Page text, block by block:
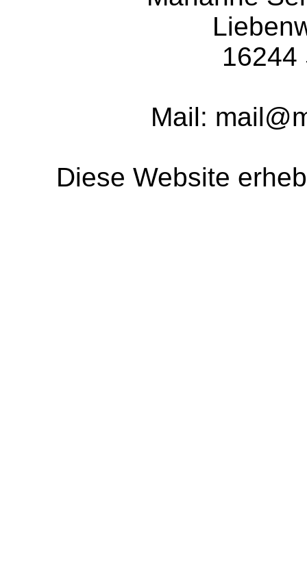
16244
Mail:
Diese Website